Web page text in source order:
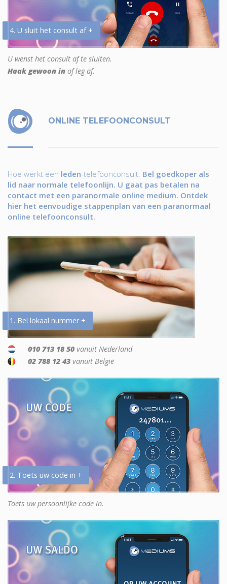
4. U sluit het consult af +
U wenst het consult af te sluiten.
Haak gewoon in of leg af.
ONLINE TELEFOONCONSULT
Hoe werkt een leden-telefoonconsult. Bel goedkoper als
lid naar normale telefoonlijn. U gaat pas betalen na
contact met een paranormale online medium. Ontdek
hier het eenvoudige stappenplan van een paranormaal
online telefoonconsult.
1. Bel lokaal nummer +
010 713 18 50 vanuit Nederland
02 788 12 43 vanuit België
2. Toets uw code in +
Toets uw persoonlijke code in.